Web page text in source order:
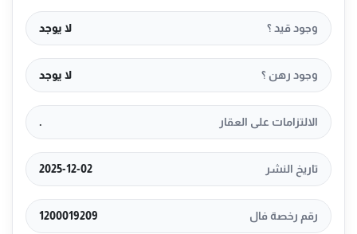
وجود قيد ؟ لا يوجد
وجود رهن ؟ لا يوجد
الالتزامات على العقار .
تاريخ النشر 2025-12-02
رقم رخصة فال 1200019209